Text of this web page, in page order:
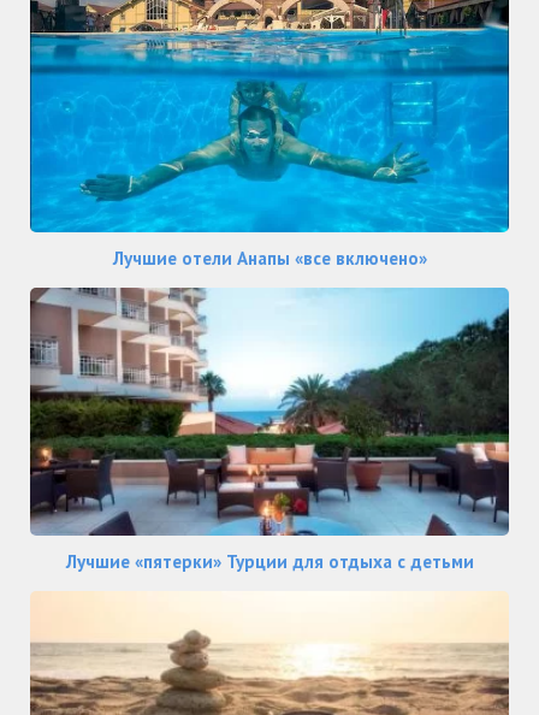
Лучшие отели Анапы «все включено»
Лучшие «пятерки» Турции для отдыха с детьми